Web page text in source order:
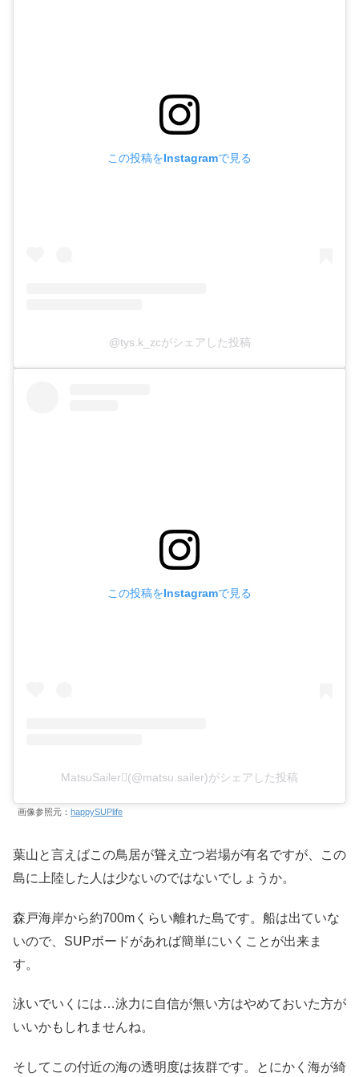
この投稿をInstagramで見る
@tys.k_zcがシェアした投稿
この投稿をInstagramで見る
MatsuSailer(@matsu.sailer)がシェアした投稿
画像参照元： happySUPlife
葉山と言えばこの鳥居が聳え立つ岩場が有名ですが、この
島に上陸した人は少ないのではないでしょうか。
森戸海岸から約700mくらい離れた島です。船は出ていな
いので、SUPボードがあれば簡単にいくことが出来ま
す。
泳いでいくには…泳力に自信が無い方はやめておいた方が
いいかもしれませんね。
そしてこの付近の海の透明度は抜群です。とにかく海が綺